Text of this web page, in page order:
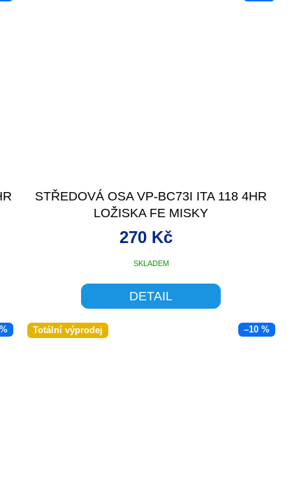
STŘEDOVÁ OSA VP-BC73I ITA 118 4HR
LOŽISKA FE MISKY
SKLADEM
270 Kč
DETAIL
Totální výprodej –10 %